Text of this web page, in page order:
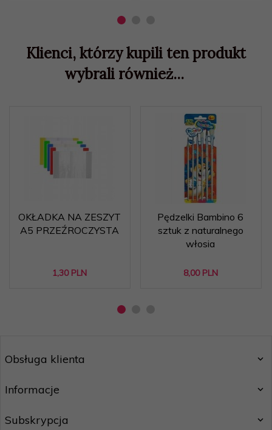
Klienci, którzy kupili ten produkt
wybrali również...
OKŁADKA NA ZESZYT
A5 PRZEŹROCZYSTA
1,30 PLN
Pędzelki Bambino 6
sztuk z naturalnego
włosia
8,00 PLN
Obsługa klienta
Informacje
Subskrypcja